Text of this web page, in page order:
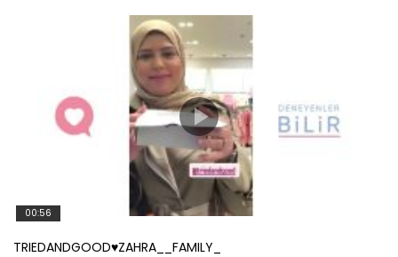
00:56
TRIEDANDGOOD♥️ZAHRA__FAMILY_